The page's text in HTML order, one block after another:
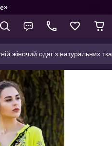
жіночий одяг з натуральних